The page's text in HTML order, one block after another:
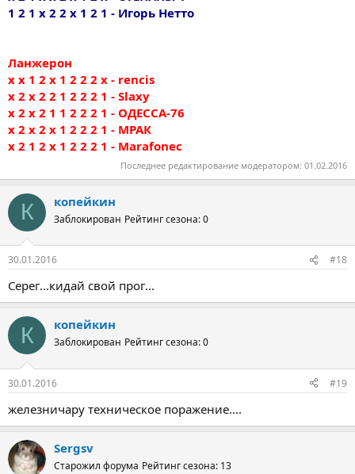
1 2 1 х 2 2 х 1 2 1 - Игорь Нетто
Ланжерон
x x 1 2 x 1 2 2 2 x - rencis
х 2 х 2 2 1 2 2 2 1 - Slaxy
х 2 х 2 1 1 2 2 2 1 - ОДЕССА-76
х 2 х 2 х 1 2 2 2 1 - МРАК
х 2 1 2 х 1 2 2 2 1 - Marafonec
Последнее редактирование модератором: 01.02.2016
К копейкин
Заблокирован Рейтинг сезона: 0
30.01.2016 #18
Серег...кидай свой прог...
К копейкин
Заблокирован Рейтинг сезона: 0
30.01.2016 #19
железничару техническое поражение....
Sergsv
Старожил форума Рейтинг сезона: 13